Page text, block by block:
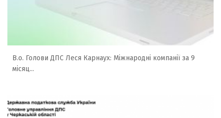
В.о. Голови ДПС Леся Карнаух: Міжнародні компанії за 9
місяц...